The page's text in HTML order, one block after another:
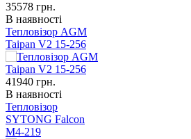
35578 грн.
В наявності
Тепловізор AGM
Taipan V2 15-256
41940 грн.
В наявності
Тепловізор
SYTONG Falcon
M4-219